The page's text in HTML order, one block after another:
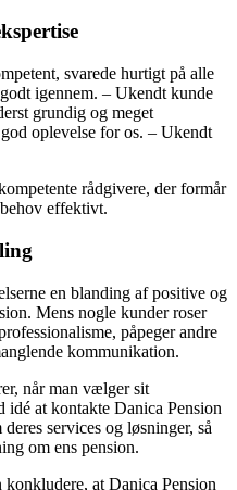
svarede hurtigt på alle
igennem. – Ukendt kunde
grundig og meget
oplevelse for os. – Ukendt
rådgivere, der formår
effektivt.
en blanding af positive og
Mens nogle kunder roser
påpeger andre
kommunikation.
når man vælger sit
idé at kontakte Danica Pension
services og løsninger, så
om ens pension.
at Danica Pension